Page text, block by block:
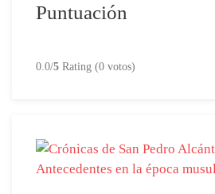
Puntuación
0.0/5 Rating (0 votos)